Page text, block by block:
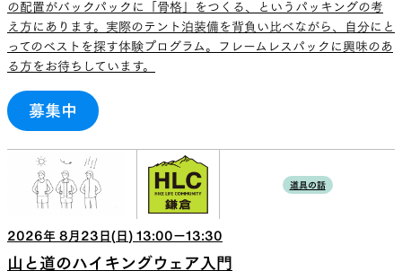
の配置がバックパックに「骨格」をつくる、というパッキングの考
え方にあります。実際のテント泊装備を背負い比べながら、自分にと
ってのベストを探す体験プログラム。フレームレスパックに興味のあ
る方をお待ちしています。
募集中
道具の話
2026年 8 月 23 日( 日 ) 13:00ー13:30
山と道のハイキングウェア入門